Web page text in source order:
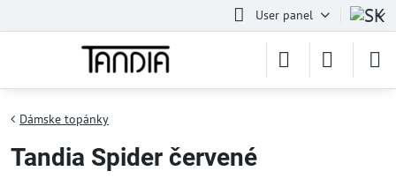
User panel
Dámske topánky
Tandia Spider červené